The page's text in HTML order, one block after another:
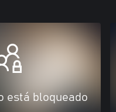
está bloqueado